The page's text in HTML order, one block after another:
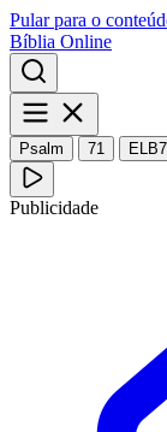
Pular para o
Bíblia Online
Psalm 71
Publicidade